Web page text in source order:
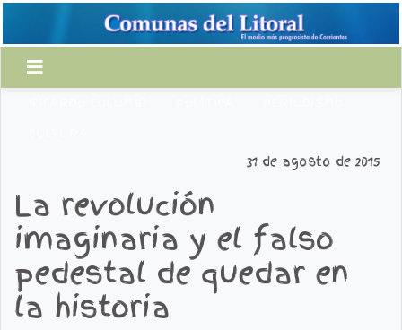
31 de agosto de 2015
La revolución
imaginaria y el falso
pedestal de quedar en
la historia